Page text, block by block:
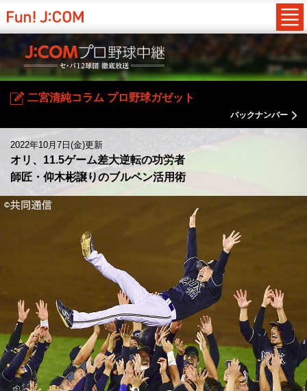
二宮清純コラム プロ野球ガゼット
バックナンバー
2022年10月7日(金)更新
オリ、11.5ゲーム差大逆転の功労者
師匠・仰木彬譲りのブルペン活用術